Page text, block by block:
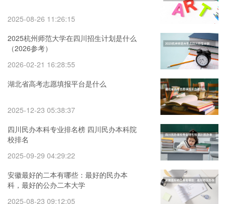
2025-08-26 11:26:15
2025杭州师范大学在四川招生计划是什么
（2026参考）
2026-02-21 16:28:55
湖北省高考志愿填报平台是什么
2025-12-23 05:38:37
四川民办本科专业排名榜 四川民办本科院
校排名
2025-09-29 04:29:22
安徽最好的二本有哪些：最好的民办本
科，最好的公办二本大学
2025-08-23 09:12:05